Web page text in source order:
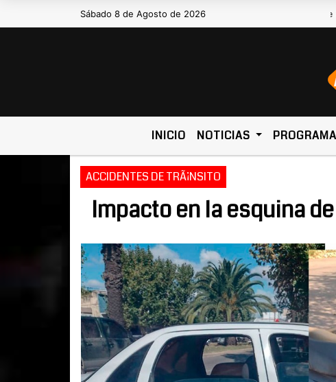
Sábado 8 de Agosto de 2026Hoy es Sábado 8 de Agosto de 2026
INICIO NOTICIAS
ACCIDENTES DE TRÃ¡NSITO
Impacto en la esquina